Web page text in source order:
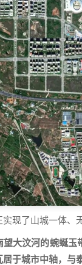
现了山城一体、
大汶河的蜿蜒
于城市中轴，与